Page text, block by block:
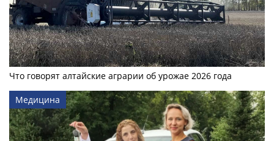
Что говорят алтайские аграрии об урожае 2026 года
Медицина